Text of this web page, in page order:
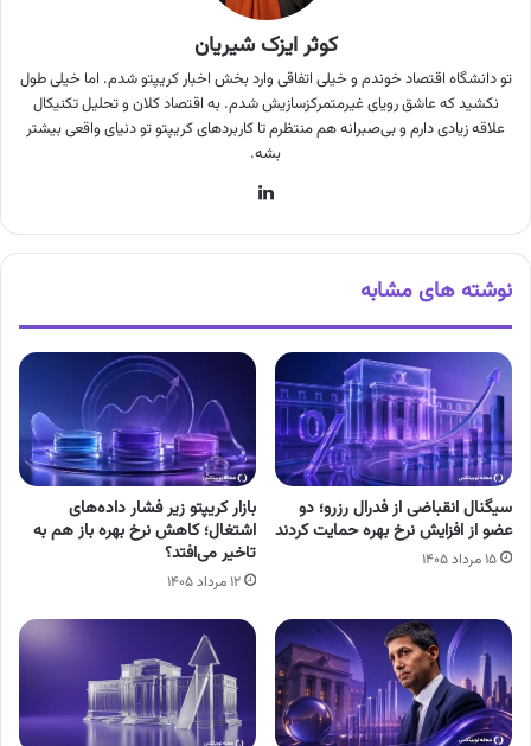
کوثر ایزک شیریان
تو دانشگاه اقتصاد خوندم و خیلی اتفاقی وارد بخش اخبار کریپتو شدم. اما خیلی طول
نکشید که عاشق رویای غیرمتمرکزسازیش شدم. به اقتصاد کلان و تحلیل تکنیکال
علاقه زیادی دارم و بی‌صبرانه هم منتظرم تا کاربردهای کریپتو تو دنیای واقعی بیشتر
بشه.
نوشته های مشابه
سیگنال انقباضی از فدرال رزرو؛ دو
عضو از افزایش نرخ بهره حمایت کردند
۱۵ مرداد ۱۴۰۵
بازار کریپتو زیر فشار داده‌های
اشتغال؛ کاهش نرخ بهره باز هم به
تاخیر می‌افتد؟
۱۲ مرداد ۱۴۰۵